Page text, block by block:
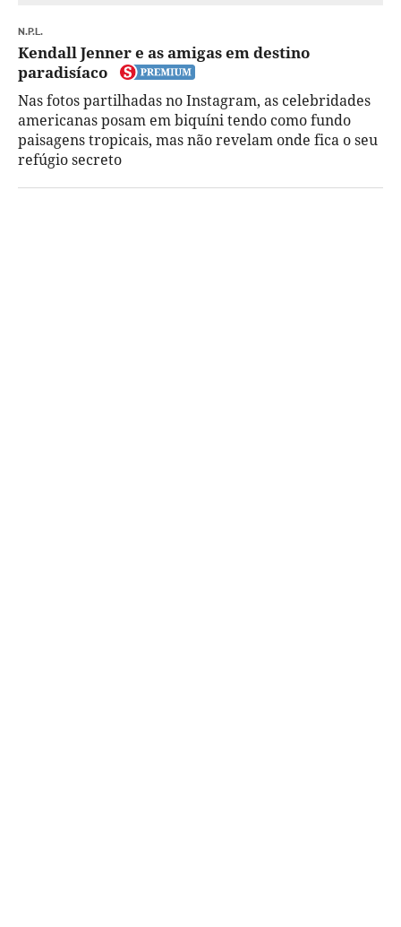
N.P.L.
Kendall Jenner e as amigas em destino
paradisíaco
Nas fotos partilhadas no Instagram, as celebridades
americanas posam em biquíni tendo como fundo
paisagens tropicais, mas não revelam onde fica o seu
refúgio secreto